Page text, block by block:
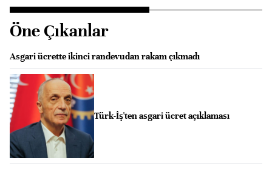
Öne Çıkanlar
Asgari ücrette ikinci randevudan rakam çıkmadı
Türk-İş'ten asgari ücret açıklaması